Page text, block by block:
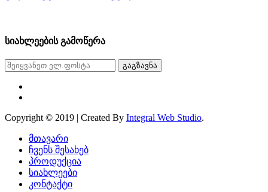
სიახლეების გამოწერა
გაგზავნა
Copyright © 2019 | Created By Integral Web Studio.
მთავარი
ჩვენს შესახებ
პროდუქცია
სიახლეები
კონტაქტი